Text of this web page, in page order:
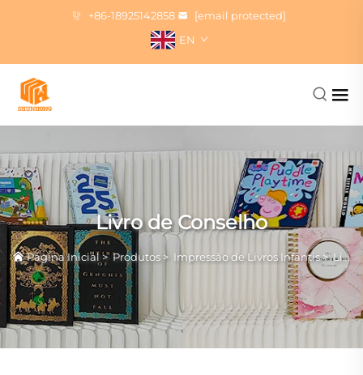
+86-18925142858
[email protected]
EN
Livro de Conselho
Página Inicial>Produtos > Impressão de Livros Infantis>Livro de Conselho